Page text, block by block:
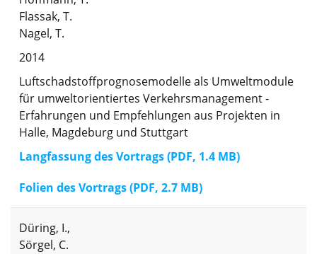
Flassak, T.
Nagel, T.
2014
Luftschadstoffprognosemodelle als Umweltmodule
für umweltorientiertes Verkehrsmanagement -
Erfahrungen und Empfehlungen aus Projekten in
Halle, Magdeburg und Stuttgart
Langfassung des Vortrags (PDF, 1.4 MB)
Folien des Vortrags (PDF, 2.7 MB)
Düring, I.,
Sörgel, C.